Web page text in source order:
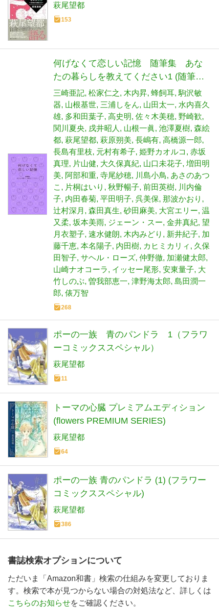
萩尾望都
153
何げなくて恋しい記憶 随筆集 あな
たの暮らしを教えてください1 (随筆集
あなたの暮らしを教えてください 1)
三崎亜記 松家仁之 木内昇 蜂飼耳 駒沢敏
器 山根基世 三浦しをん 山田太一 水内喜久
雄 多和田葉子 高史明 佐々木美穂 野崎歓
関川夏央
戌井昭人 山根一眞 池澤夏樹 森絵
都 萩尾望都 萩原朔美 長嶋有 高橋源一郎
長島有里枝 元村有希子 姫野カオルコ
赤坂
真理
片山健 大久保真紀 山口未花子 増田明
美
阿部和重 寺尾紗穂 川島小鳥 あさのあつ
こ
片桐はいり 秋野暢子 前田英樹
川内倫
子 内田春菊 平田明子 呉美保 那波かおり
辻村深月
森田真生 砂田麻美 大宮エリー 温
又柔 坂本美雨 ジェーン・スー 金井真紀 望
月衣塑子 速水健朗 木内みどり 新井紀子 加
藤千恵 本名陽子 内田樹 カヒミカリィ
久保
田智子 サヘル・ローズ 仲野徹 加瀬健太郎
山崎ナオコーラ
イッセー尾形 安東量子 大
竹しのぶ 曽我部恵一 津野海太郎 島田潤一
郎 俵万智
268
ポーの一族 青のパンドラ 1（フラワ
ーコミックススペシャル）
萩尾望都
11
トーマの心臓 プレミアムエディション
(flowers PREMIUM SERIES)
萩尾望都
64
ポーの一族 青のパンドラ (1) (フラワー
コミックススペシャル)
萩尾望都
386
書誌検索オプションについて
ただいま「Amazon和書」検索の仕組みを変更しておりま
す。検索で本が見つからない場合の対処法など、詳しくは
こちらのお知らせをご確認ください。